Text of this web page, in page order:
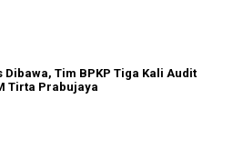
Dibawa, Tim BPKP Tiga Kali Audit
Tirta Prabujaya